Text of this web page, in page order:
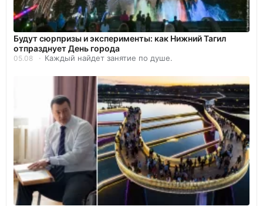
Будут сюрпризы и эксперименты: как Нижний Тагил
отпразднует День города
05.08 Каждый найдет занятие по душе.